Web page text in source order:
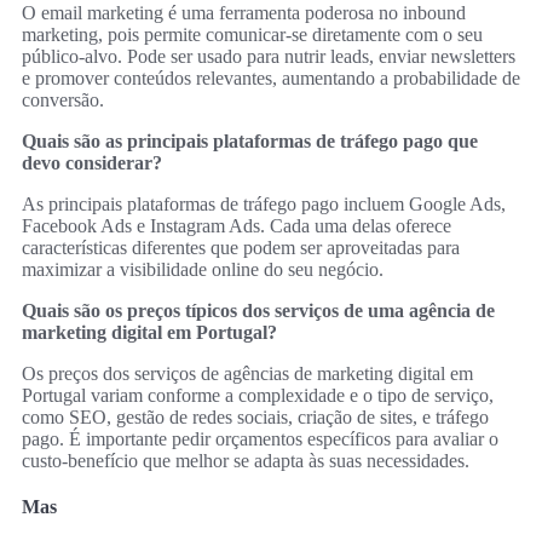
O email marketing é uma ferramenta poderosa no inbound
marketing, pois permite comunicar-se diretamente com o seu
público-alvo. Pode ser usado para nutrir leads, enviar newsletters
e promover conteúdos relevantes, aumentando a probabilidade de
conversão.
Quais são as principais plataformas de tráfego pago que
devo considerar?
As principais plataformas de tráfego pago incluem Google Ads,
Facebook Ads e Instagram Ads. Cada uma delas oferece
características diferentes que podem ser aproveitadas para
maximizar a visibilidade online do seu negócio.
Quais são os preços típicos dos serviços de uma agência de
marketing digital em Portugal?
Os preços dos serviços de agências de marketing digital em
Portugal variam conforme a complexidade e o tipo de serviço,
como SEO, gestão de redes sociais, criação de sites, e tráfego
pago. É importante pedir orçamentos específicos para avaliar o
custo-benefício que melhor se adapta às suas necessidades.
Mas